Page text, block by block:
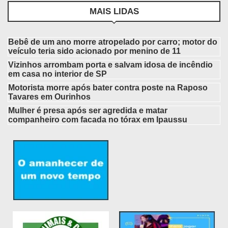
MAIS LIDAS
Bebê de um ano morre atropelado por carro; motor do
veículo teria sido acionado por menino de 11
Vizinhos arrombam porta e salvam idosa de incêndio
em casa no interior de SP
Motorista morre após bater contra poste na Raposo
Tavares em Ourinhos
Mulher é presa após ser agredida e matar
companheiro com facada no tórax em Ipaussu